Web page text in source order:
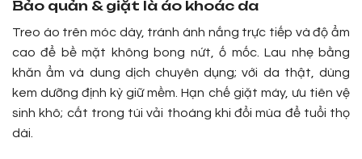
Bảo quản & giặt là áo khoác da
Treo áo trên móc dày, tránh ánh nắng trực tiếp và độ ẩm
cao để bề mặt không bong nứt, ố mốc. Lau nhẹ bằng
khăn ẩm và dung dịch chuyên dụng; với da thật, dùng
kem dưỡng định kỳ giữ mềm. Hạn chế giặt máy, ưu tiên vệ
sinh khô; cất trong túi vải thoáng khi đổi mùa để tuổi thọ
dài.